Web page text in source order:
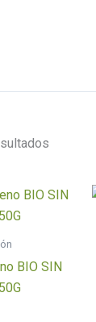
BIO SIN